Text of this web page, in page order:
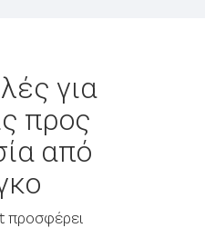
για
προς
από
προσφέρει